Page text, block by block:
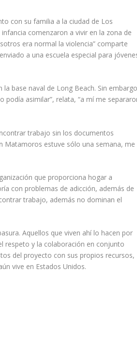
con su familia a la ciudad de Los
comenzaron a vivir en la zona de
era normal la violencia” comparte
a una escuela especial para
base naval de Long Beach. Sin
podía asimilar”, relata, “a mí me
trabajo sin los documentos
Matamoros estuve sólo una semana, me
que proporciona hogar a
con problemas de adicción, además de
trabajo, además no dominan el
Aquellos que viven ahí lo hacen por
respeto y la colaboración en conjunto
del proyecto con sus propios recursos,
vive en Estados Unidos.